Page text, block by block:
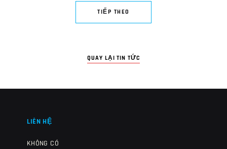
TIẾP THEO
QUAY LẠI TIN TỨC
LIÊN HỆ
KHÔNG CÓ